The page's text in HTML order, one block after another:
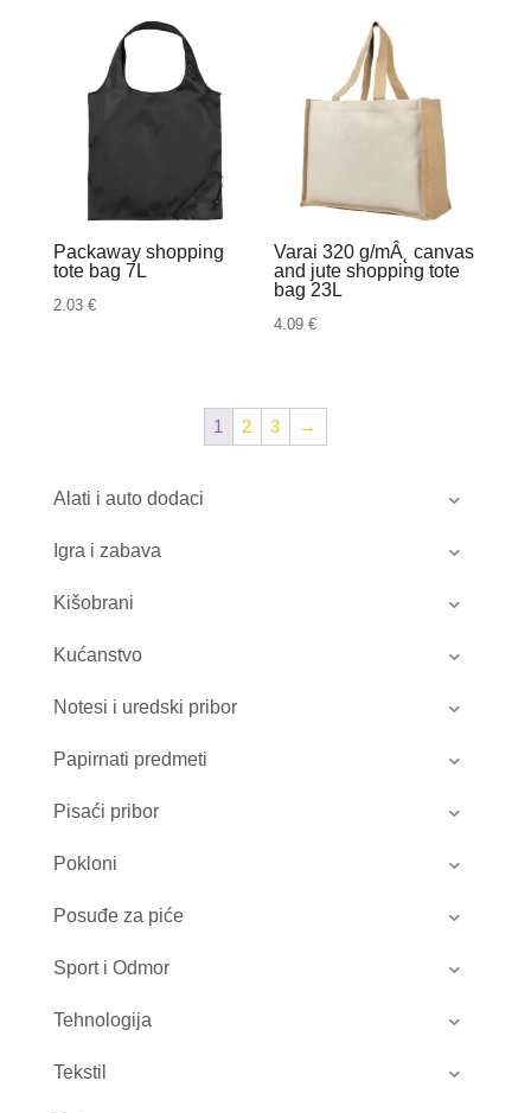
Alati i auto dodaci
Igra i zabava
Kišobrani
Kućanstvo
Notesi i uredski pribor
Papirnati predmeti
Pisaći pribor
Pokloni
Posuđe za piće
Sport i Odmor
Tehnologija
Tekstil
1.01 €
Packaway shopping
tote bag 7L
2.03 €
Varai 320 g/mÂ˛ canvas
and jute shopping tote
bag 23L
4.09€
1 2 3 →